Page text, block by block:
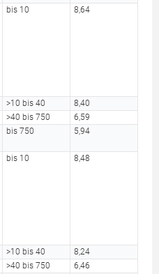
bis 10 8,64
>10 bis 40
8,40
>40 bis 750
6,59
bis 750 5,94
bis 10 8,48
>10 bis 40
8,24
>40 bis 750
6,46